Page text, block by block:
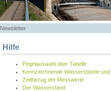
Newsletter
Hilfe
Pegelauswahl über Tabelle
Kennzeichnende Wasserstände
Zeitbezug der Messwerte
Der Wasserstand